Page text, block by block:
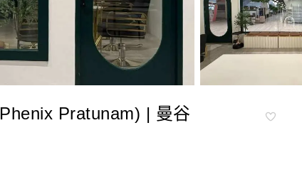
Pratunam) | 曼谷